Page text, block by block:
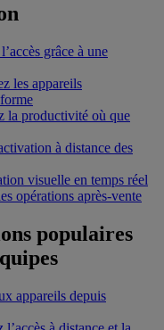
grâce à une
les appareils
la productivité où que
à distance des
visuelle en temps réel
opérations après-vente
populaires
appareils depuis